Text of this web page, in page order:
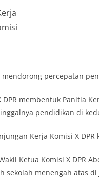
mendorong percepatan
membentuk Panitia
pendidikan di
Kerja Komisi X
Ketua Komisi X DPR
sekolah menengah atas di